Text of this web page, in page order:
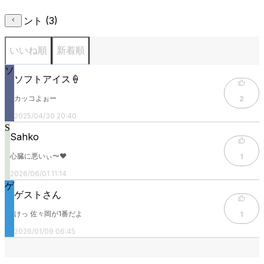
コメント (3)
いいね順 新着順
ソ
ソフトアイス🍦
カッコよぉー
2025/04/30 20:40
2
S
Sahko
心臓に悪いぃ〜❤️
2026/06/01 11:14
1
ゲ
ゲストさん
けっ 佐々岡が1番だよ
2026/01/09 06:45
1